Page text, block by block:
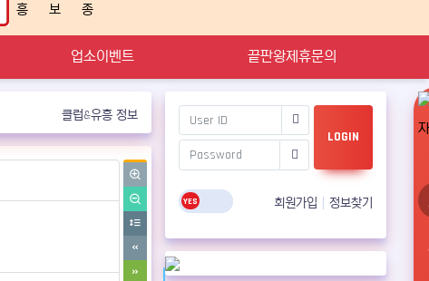
흥
보
종
업소이벤트 끝판왕제휴문의
클럽&유흥 정보
LOGIN
회원가입 정보찾기